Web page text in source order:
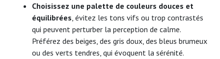
Choisissez une palette de couleurs douces et
équilibrées, évitez les tons vifs ou trop contrastés
qui peuvent perturber la perception de calme.
Préférez des beiges, des gris doux, des bleus brumeux
ou des verts tendres, qui évoquent la sérénité.